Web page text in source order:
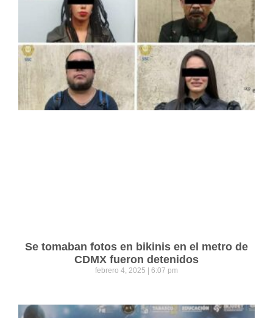
Se tomaban fotos en bikinis en el metro de
CDMX fueron detenidos
febrero 4, 2025 6:07 pm